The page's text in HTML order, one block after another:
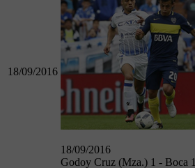
18/09/2016
18/09/2016
Godoy Cruz (Mza.) 1 - Boca 1